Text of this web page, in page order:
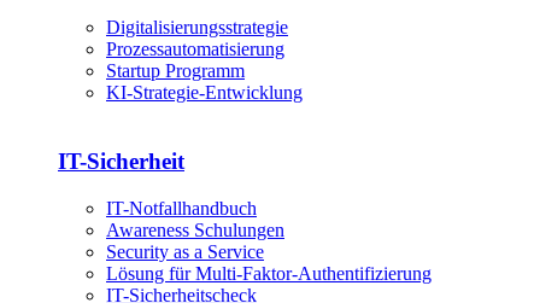
Digitalisierungsstrategie
Prozessautomatisierung
Startup Programm
KI-Strategie-Entwicklung
IT-Sicherheit
IT-Notfallhandbuch
Awareness Schulungen
Security as a Service
Lösung für Multi-Faktor-Authentifizierung
IT-Sicherheitscheck